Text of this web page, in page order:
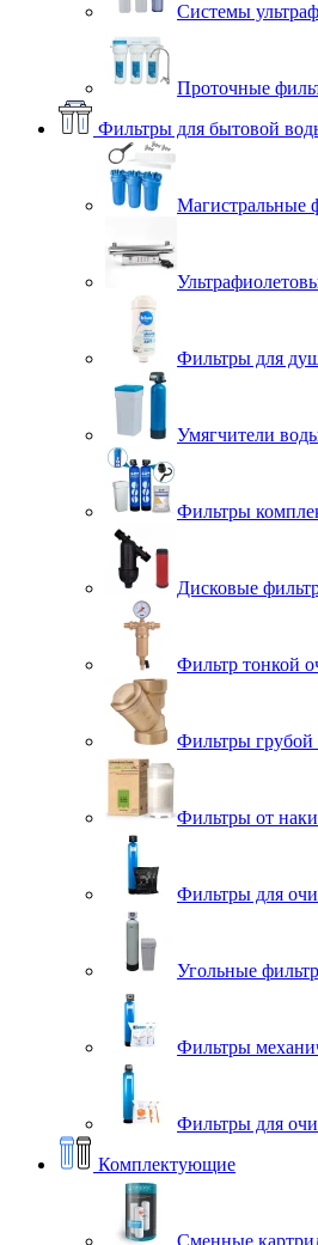
Системы
Проточные
Фильтры для бытовой
Магистральные
Фильтры для
Умягчители
Фильтры
Дисковые
Фильтр тонкой
Фильтры грубой
Фильтры от
Фильтры для
Угольные
Фильтры
Фильтры для
Комплектующие
Сменные